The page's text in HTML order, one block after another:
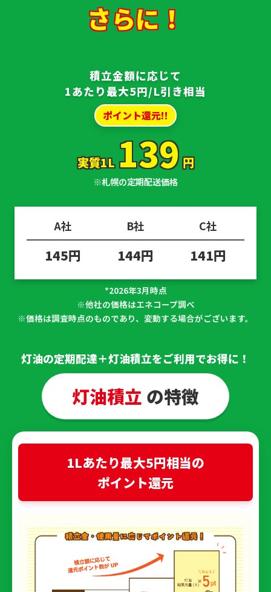
さらに！
積立金額に応じて
1あたり最大5円/L引き相当
ポイント還元!!
実質1L 139円
※札幌の定期配送価格
A社 B社 C社
145円 144円 141円
*2026年3月時点
※他社の価格はエネコープ調べ
※価格は調査時点のものであり、変動する場合がございます。
灯油の定期配達＋灯油積立をご利用でお得に！
灯油積立 の特徴
1Lあたり最大5円相当の
ポイント還元